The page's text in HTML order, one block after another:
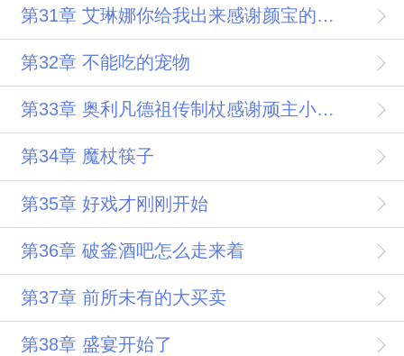
第31章 艾琳娜你给我出来感谢颜宝的盟主
第32章 不能吃的宠物
第33章 奥利凡德祖传制杖感谢顽主小王的盟主
第34章 魔杖筷子
第35章 好戏才刚刚开始
第36章 破釜酒吧怎么走来着
第37章 前所未有的大买卖
第38章 盛宴开始了